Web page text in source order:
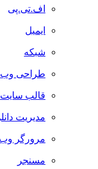
اف.تی.پی
ایمیل
شبکه
طراحی وب
قالب سایت
مدیریت دانلود
مرورگر وب
مسنجر